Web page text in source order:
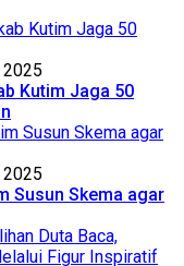
Kutim Jaga 50
Susun Skema agar